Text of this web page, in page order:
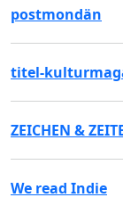
postmondän
titel-
ZEICHEN &
We read Indie